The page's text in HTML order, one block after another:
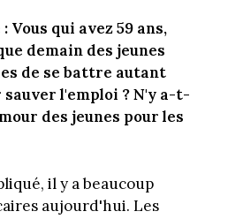
Vous qui avez 59 ans,
demain des jeunes
de se battre autant
sauver l'emploi ? N'y a-t-
des jeunes pour les
il y a beaucoup
aujourd'hui. Les